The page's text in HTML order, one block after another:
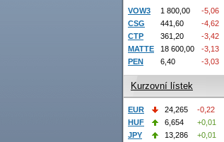
VOW3 1 800,00
-5,06
CSG
441,60
-4,62
CTP
361,20
-3,42
MATTE
18 600,00
-3,13
PEN
6,40 -3,03
Kurzovní lístek
EUR 24,265
-0,22
HUF
6,654
+0,01
JPY
13,286
+0,01